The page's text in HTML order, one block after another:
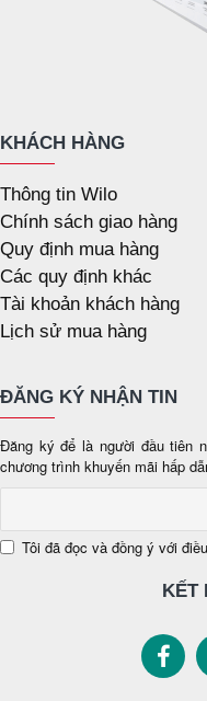
KHÁCH HÀNG
Thông tin Wilo
Chính sách giao hàng
Quy định mua hàng
Các quy định khác
Tài khoản khách hàng
Lịch sử mua hàng
ĐĂNG KÝ NHẬN TIN
Đăng ký để là người đầu tiên
chương trình khuyến mãi hấp
Tôi đã đọc và đồng ý với
KẾT